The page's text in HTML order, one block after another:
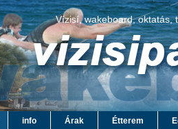
Vízisí, wakeboard, oktatás,
info Árak Étterem